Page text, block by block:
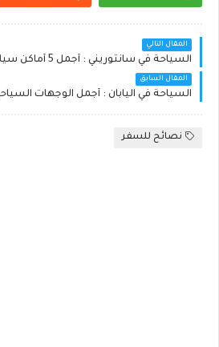
المقال التالي
المقال السابق
نصائح للسفر